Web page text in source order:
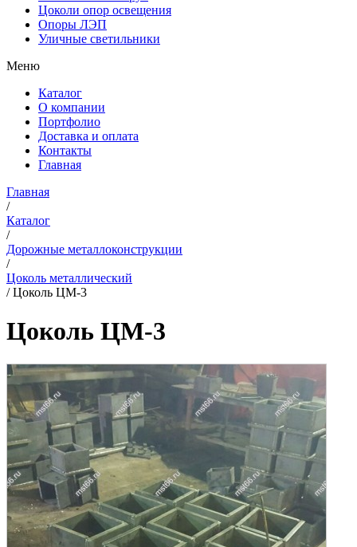
Цоколи опор освещения
Опоры ЛЭП
Уличные светильники
Меню
Каталог
О компании
Портфолио
Доставка и оплата
Контакты
Главная
Главная
/
Каталог
/
Дорожные металлоконструкции
/
Цоколь металлический
/Цоколь ЦМ-3
Цоколь ЦМ-3